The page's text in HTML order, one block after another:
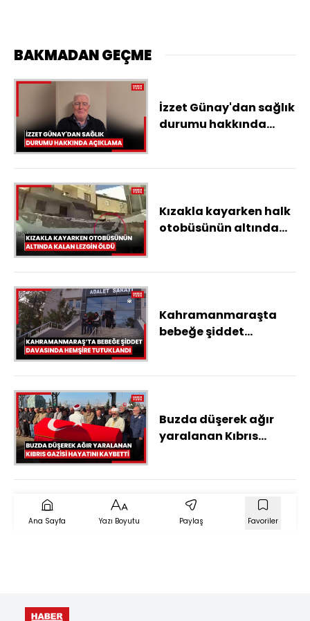
BAKMADAN GEÇME
İzzet Günay'dan sağlık
durumu hakkında
Kızakla kayarken halk
otobüsünün altında
Kahramanmaraşta
bebeğe şiddet
yargılanan hemşire
Buzda düşerek ağır
yaralanan Kıbrıs
Ana Sayfa Yazı Boyutu Paylaş Favoriler